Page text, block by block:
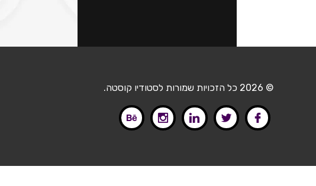
© 2026 כל הזכויות שמורות לסטודיו קוסטה.